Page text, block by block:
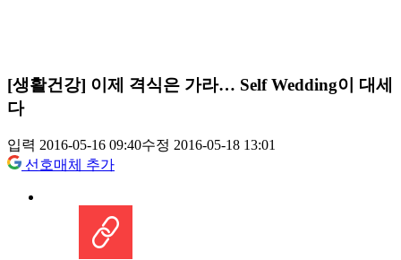
[생활건강] 이제 격식은 가라… Self Wedding이 대세
다
입력 2016-05-16 09:40수정 2016-05-18 13:01
선호매체 추가